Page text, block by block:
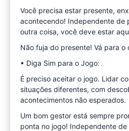
Você precisa estar presente,
acontecendo! Independente de
outra coisa, você deve estar
Não fuja do presente! Vá para o
• Diga Sim para o Jogo:
É preciso aceitar o jogo. Lidar
situações diferentes, com
acontecimentos não esperados.
Um bom gestor está sempre
ponta no jogo! Independente